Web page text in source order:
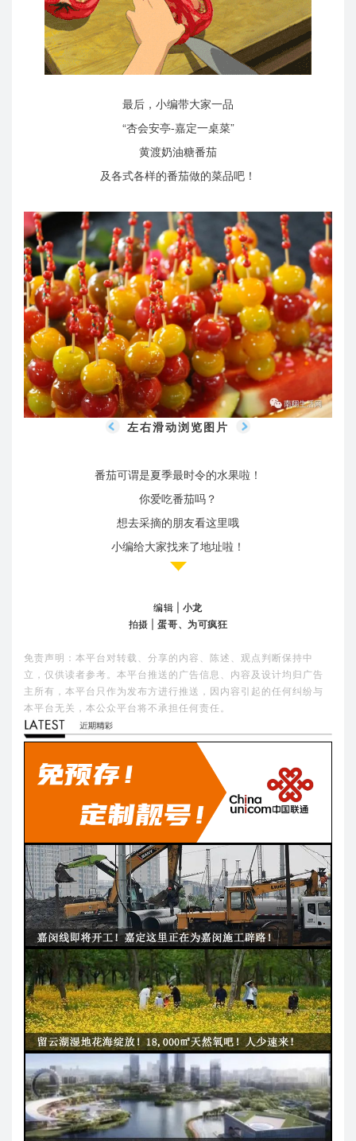
最后，小编带大家一品
“杏会安亭-嘉定一桌菜”
黄渡奶油糖番茄
及各式各样的番茄做的菜品吧！
左右滑动浏览图片
番茄可谓是夏季最时令的水果啦！
你爱吃番茄吗？
想去采摘的朋友看这里哦
小编给大家找来了地址啦！
编辑 | 小龙
拍摄 |
蛋哥、为可疯狂
免责声明：本平台对转载、分享的内容、陈述、观点判断保持中
立，仅供读者参考。本平台推送的广告信息、内容及设计均归广告
主所有，本平台只作为发布方进行推送，因内容引起的任何纠纷与
本平台无关，本公众平台将不承担任何责任。